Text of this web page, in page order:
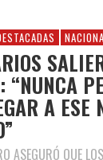
A ESE
ASEGURÓ QUE